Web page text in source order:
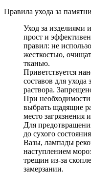
Правила ухода за
Уход за изделиями
прост и
правил: не
жесткостью,
тканью.
Приветствуется
составов для
раствора.
При
выбрать щадящие
место загрязнения
Для
до сухого
Вазы, лампады
наступлением
трещин из-за
замерзании.